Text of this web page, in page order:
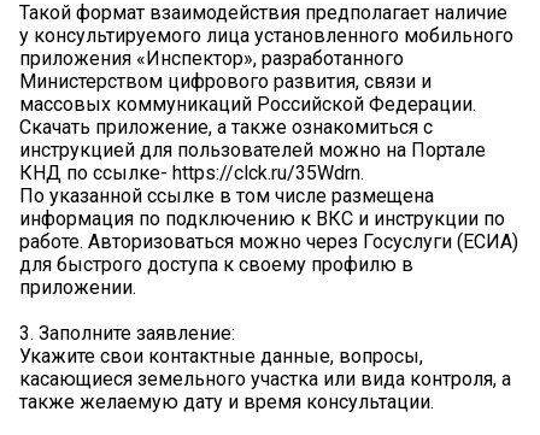
Такой формат взаимодействия предполагает наличие
у консультируемого лица установленного мобильного
приложения «Инспектор», разработанного
Министерством цифрового развития, связи и
массовых коммуникаций Российской Федерации.
Скачать приложение, а также ознакомиться с
инструкцией для пользователей можно на Портале
КНД по ссылке- https://clck.ru/35Wdrn.
По указанной ссылке в том числе размещена
информация по подключению к ВКС и инструкции по
работе. Авторизоваться можно через Госуслуги (ЕСИА)
для быстрого доступа к своему профилю в
приложении.
3. Заполните заявление:
Укажите свои контактные данные, вопросы,
касающиеся земельного участка или вида контроля, а
также желаемую дату и время консультации.